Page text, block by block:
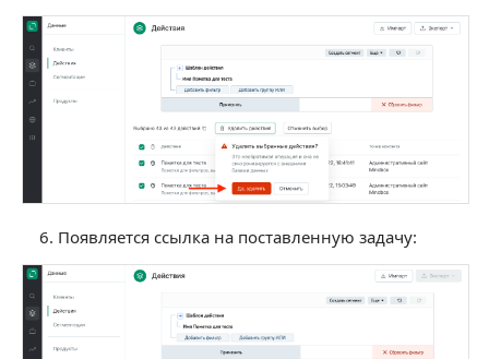
Появляется ссылка на поставленную задачу: